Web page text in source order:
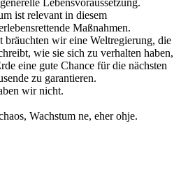
Lebensvoraussetzung.
ist relevant in diesem
Maßnahmen.
bräuchten wir eine Weltregierung, die
wie sie sich zu verhalten haben,
eine gute Chance für die nächsten
zu garantieren.
wir nicht.
Wachstum ne, eher ohje.